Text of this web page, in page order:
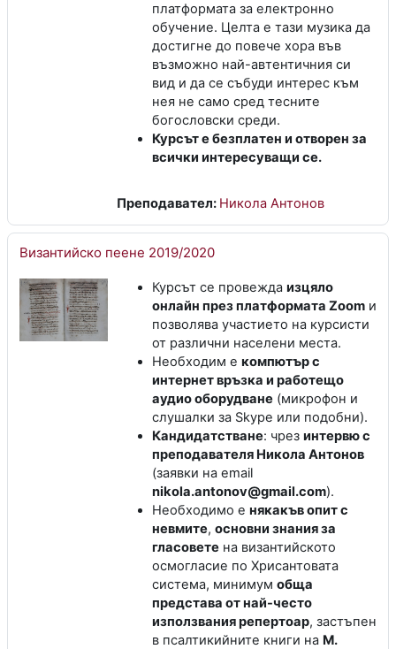
платформата за електронно
обучение. Целта е тази музика да
достигне до повече хора във
възможно най-автентичния си
вид и да се събуди интерес към
нея не само сред тесните
богословски среди.
Курсът е безплатен и отворен за
всички интересуващи се.
Преподавател: Никола Антонов
Византийско пеене 2019/2020
Курсът се провежда изцяло
онлайн през платформата Zoom и
позволява участието на курсисти
от различни населени места.
Необходим е компютър с
интернет връзка и работещо
аудио оборудване (микрофон и
слушалки за Skype или подобни).
Кандидатстване: чрез интервю с
преподавателя Никола Антонов
(заявки на email
nikola.antonov@gmail.com).
Необходимо е някакъв опит с
невмите, основни знания за
гласовете на византийското
осмогласие по Хрисантовата
система, минимум обща
представа от най-често
използвания репертоар, застъпен
в псалтикийните книги на М.